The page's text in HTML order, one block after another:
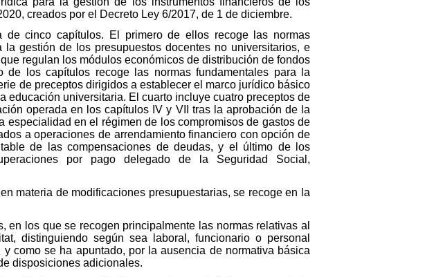
creados por el Decreto Ley 6/2017, de 1 de diciembre.
cinco capítulos. El primero de ellos recoge las normas
gestión de los presupuestos docentes no universitarios, e
regulan los módulos económicos de distribución de fondos
los capítulos recoge las normas fundamentales para la
de preceptos dirigidos a establecer el marco jurídico básico
universitaria. El cuarto incluye cuatro preceptos de
operada en los capítulos IV y VII tras la aprobación de la
especialidad en el régimen de los compromisos de gastos de
a operaciones de arrendamiento financiero con opción de
de las compensaciones de deudas, y el último de los
por pago delegado de la Seguridad Social,
materia de modificaciones presupuestarias, se recoge en la
los que se recogen principalmente las normas relativas al
distinguiendo según sea laboral, funcionario o personal
como se ha apuntado, por la ausencia de normativa básica
disposiciones adicionales.